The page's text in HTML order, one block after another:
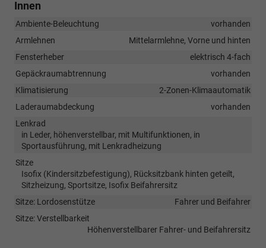
Innen
Ambiente-Beleuchtung
vorhanden
Armlehnen
Mittelarmlehne, Vorne und hinten
Fensterheber
elektrisch 4-fach
Gepäckraumabtrennung
vorhanden
Klimatisierung
2-Zonen-Klimaautomatik
Laderaumabdeckung
vorhanden
Lenkrad
in Leder, höhenverstellbar, mit Multifunktionen, in
Sportausführung, mit Lenkradheizung
Sitze
Isofix (Kindersitzbefestigung), Rücksitzbank hinten geteilt,
Sitzheizung, Sportsitze, Isofix Beifahrersitz
Sitze: Lordosenstütze
Fahrer und Beifahrer
Sitze: Verstellbarkeit
Höhenverstellbarer Fahrer- und Beifahrersitz